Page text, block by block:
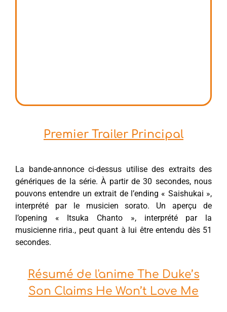
Premier Trailer Principal
La bande-annonce ci-dessus utilise des extraits des
génériques de la série. À partir de 30 secondes, nous
pouvons entendre un extrait de l’ending « Saishukai »,
interprété par le musicien sorato. Un aperçu de
l’opening « Itsuka Chanto », interprété par la
musicienne riria., peut quant à lui être entendu dès 51
secondes.
Résumé de l'anime The Duke’s
Son Claims He Won’t Love Me